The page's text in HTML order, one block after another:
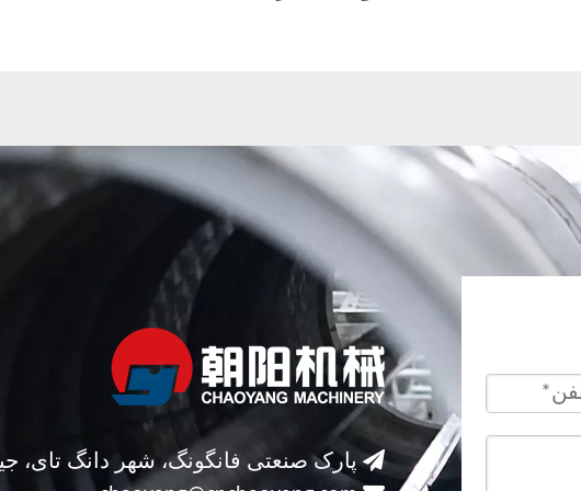
پارک صنعتی فانگونگ، شهر دانگ تای،